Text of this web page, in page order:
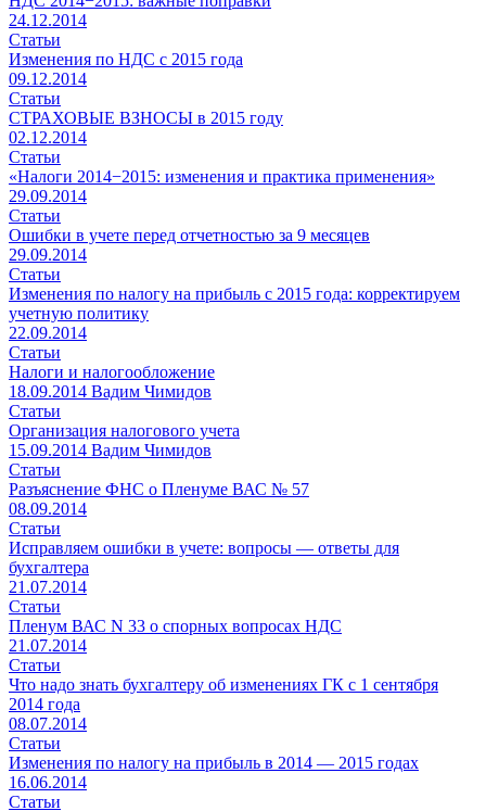
24.12.2014
Статьи
Изменения по НДС с 2015 года
09.12.2014
Статьи
СТРАХОВЫЕ ВЗНОСЫ в 2015 году
02.12.2014
Статьи
«Налоги 2014−2015: изменения и практика применения»
29.09.2014
Статьи
Ошибки в учете перед отчетностью за 9 месяцев
29.09.2014
Статьи
Изменения по налогу на прибыль с 2015 года: корректируем
учетную политику
22.09.2014
Статьи
Налоги и налогообложение
18.09.2014 Вадим Чимидов
Статьи
Организация налогового учета
15.09.2014 Вадим Чимидов
Статьи
Разъяснение ФНС о Пленуме ВАС № 57
08.09.2014
Статьи
Исправляем ошибки в учете: вопросы — ответы для
бухгалтера
21.07.2014
Статьи
Пленум ВАС N 33 о спорных вопросах НДС
21.07.2014
Статьи
Что надо знать бухгалтеру об изменениях ГК с 1 сентября
2014 года
08.07.2014
Статьи
Изменения по налогу на прибыль в 2014 — 2015 годах
16.06.2014
Статьи